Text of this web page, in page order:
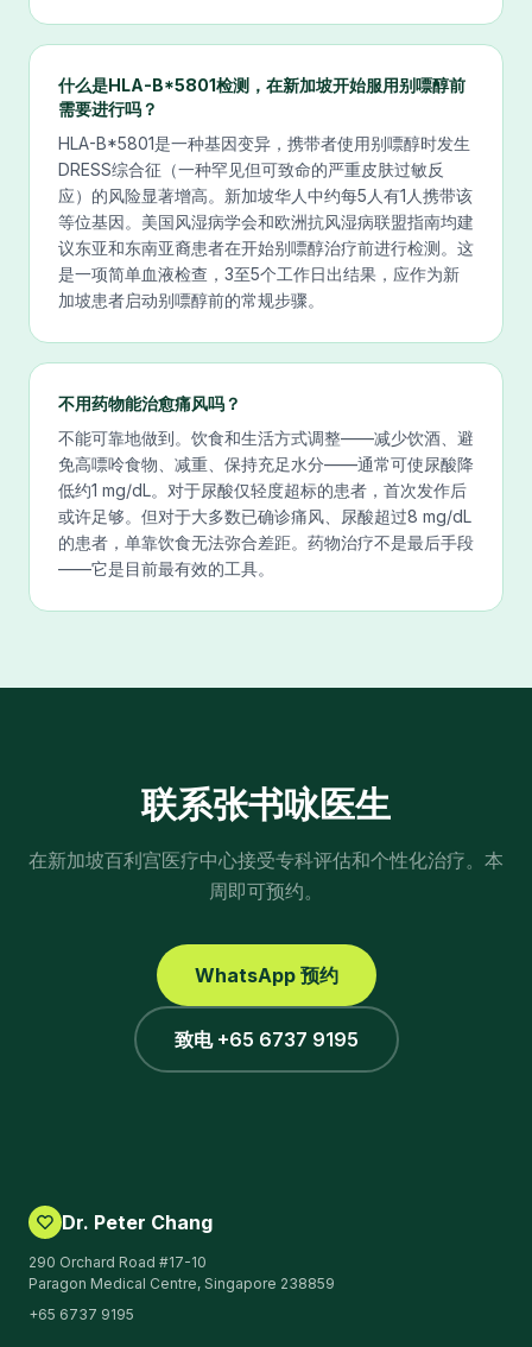
什么是HLA-B*5801检测，在新加坡开始服用别嘌醇前
需要进行吗？
HLA-B*5801是一种基因变异，携带者使用别嘌醇时发生
DRESS综合征（一种罕见但可致命的严重皮肤过敏反
应）的风险显著增高。新加坡华人中约每5人有1人携带该
等位基因。美国风湿病学会和欧洲抗风湿病联盟指南均建
议东亚和东南亚裔患者在开始别嘌醇治疗前进行检测。这
是一项简单血液检查，3至5个工作日出结果，应作为新
加坡患者启动别嘌醇前的常规步骤。
不用药物能治愈痛风吗？
不能可靠地做到。饮食和生活方式调整——减少饮酒、避
免高嘌呤食物、减重、保持充足水分——通常可使尿酸降
低约1 mg/dL。对于尿酸仅轻度超标的患者，首次发作后
或许足够。但对于大多数已确诊痛风、尿酸超过8 mg/dL
的患者，单靠饮食无法弥合差距。药物治疗不是最后手段
——它是目前最有效的工具。
联系张书咏医生
在新加坡百利宫医疗中心接受专科评估和个性化治疗。本
周即可预约。
WhatsApp 预约
致电 +65 6737 9195
Dr. Peter Chang
290 Orchard Road #17-10
Paragon Medical Centre, Singapore 238859
+65 6737 9195